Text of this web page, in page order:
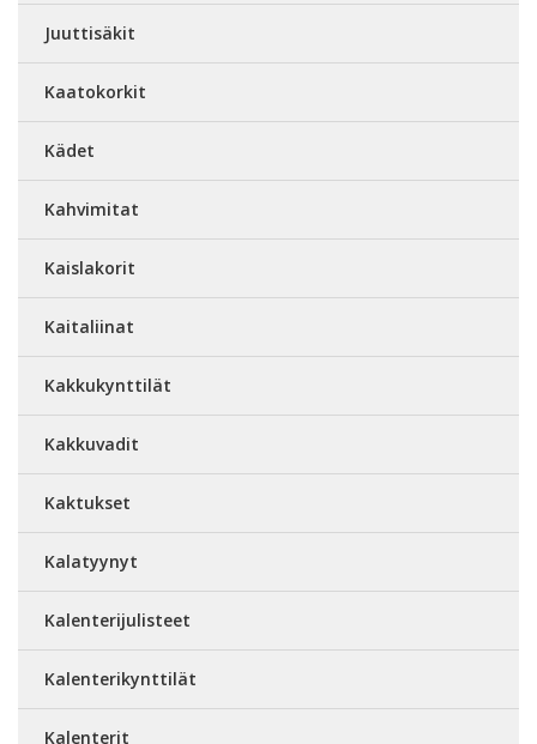
Juuttisäkit
Kaatokorkit
Kädet
Kahvimitat
Kaislakorit
Kaitaliinat
Kakkukynttilät
Kakkuvadit
Kaktukset
Kalatyynyt
Kalenterijulisteet
Kalenterikynttilät
Kalenterit